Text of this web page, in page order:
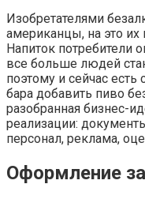
Изобретателями
американцы, на это их
Напиток потребители
все больше людей
поэтому и сейчас
бара добавить пиво
разобранная бизнес-
реализации:
персонал, реклама,
Оформление